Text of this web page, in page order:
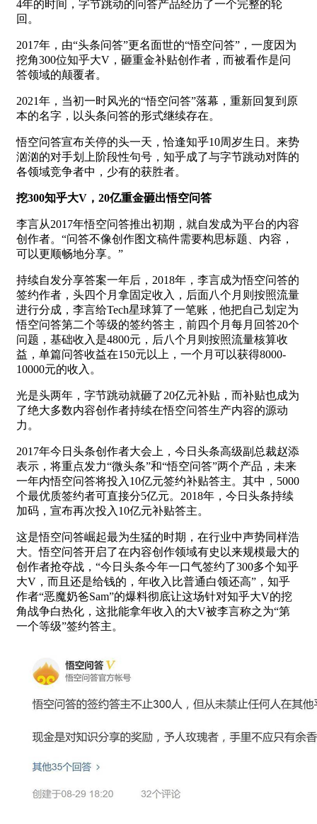
4年的时间，字节跳动的问答产品经历了一个完整的轮
回。
2017年，由“头条问答”更名面世的“悟空问答”，一度因为
挖角300位知乎大V，砸重金补贴创作者，而被看作是问
答领域的颠覆者。
2021年，当初一时风光的“悟空问答”落幕，重新回复到原
本的名字，以头条问答的形式继续存在。
悟空问答宣布关停的头一天，恰逢知乎10周岁生日。来势
汹汹的对手划上阶段性句号，知乎成了与字节跳动对阵的
各领域竞争者中，少有的获胜者。
挖300知乎大V，20亿重金砸出悟空问答
李言从2017年悟空问答推出初期，就自发成为平台的内容
创作者。“问答不像创作图文稿件需要构思标题、内容，
可以更顺畅地分享。”
持续自发分享答案一年后，2018年，李言成为悟空问答的
签约作者，头四个月拿固定收入，后面八个月则按照流量
进行分成，李言给Tech星球算了一笔账，他把自己划定为
悟空问答第二个等级的签约答主，前四个月每月回答20个
问题，基础收入是4800元，后八个月则按照流量核算收
益，单篇问答收益在150元以上，一个月可以获得8000-
10000元的收入。
光是头两年，字节跳动就砸了20亿元补贴，而补贴也成为
了绝大多数内容创作者持续在悟空问答生产内容的源动
力。
2017年今日头条创作者大会上，今日头条高级副总裁赵添
表示，将重点发力“微头条”和“悟空问答”两个产品，未来
一年内悟空问答将投入10亿元签约补贴答主。其中，5000
个最优质签约者可直接分5亿元。2018年，今日头条持续
加码，宣布再次投入10亿元补贴答主。
这是悟空问答崛起最为生猛的时期，在行业中声势同样浩
大。悟空问答开启了在内容创作领域有史以来规模最大的
创作者抢夺战，“今日头条今年一口气签约了300多个知乎
大V，而且还是给钱的，年收入比普通白领还高”，知乎
作者“恶魔奶爸Sam”的爆料彻底让这场针对知乎大V的挖
角战争白热化，这批能拿年收入的大V被李言称之为“第
一个等级”签约答主。